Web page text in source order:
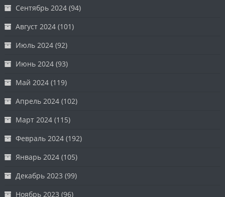
Сентябрь 2024 (94)
Август 2024 (101)
Июль 2024 (92)
Июнь 2024 (93)
Май 2024 (119)
Апрель 2024 (102)
Март 2024 (115)
Февраль 2024 (192)
Январь 2024 (105)
Декабрь 2023 (99)
Ноябрь 2023 (96)